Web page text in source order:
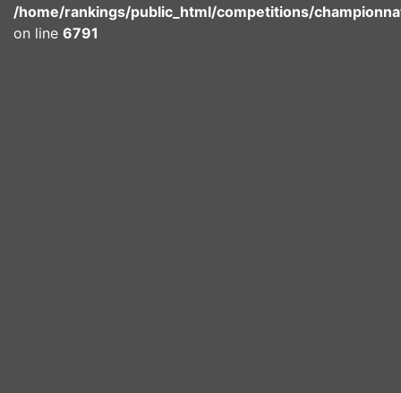
/home/rankings/public_html/competitions/
on line 6791